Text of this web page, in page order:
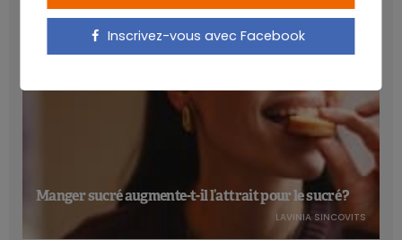
Manger sucré augmente-t-il l’attrait pour le sucré ?
LAVINIA SINCOVITS
Inscrivez-vous avec Facebook